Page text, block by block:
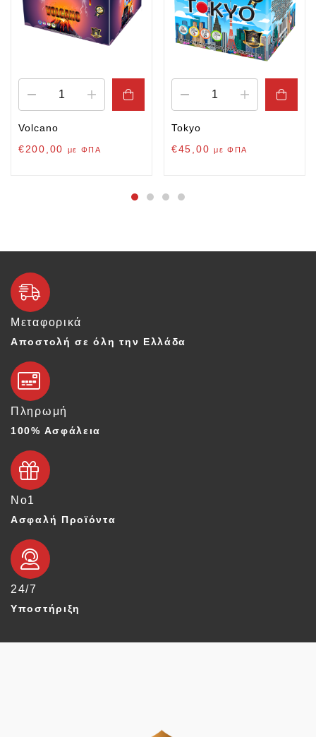
Volcano
€200,00 με ΦΠΑ
Tokyo
€45,00 με ΦΠΑ
Μεταφορικά
Αποστολή σε όλη την Ελλάδα
Πληρωμή
100% Ασφάλεια
Νο1
Ασφαλή Προϊόντα
24/7
Υποστήριξη